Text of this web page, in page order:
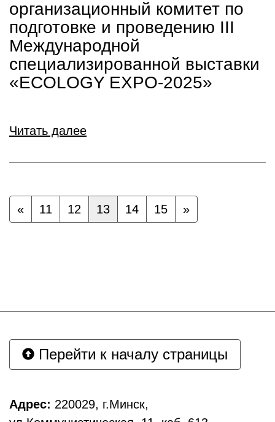
организационный комитет по
подготовке и проведению III
Международной
специализированной выставки
«ECOLOGY EXPO-2025»
Читать далее
« 11 12 13 14 15 »
Перейти к началу страницы
Адрес: 220029, г.Минск,